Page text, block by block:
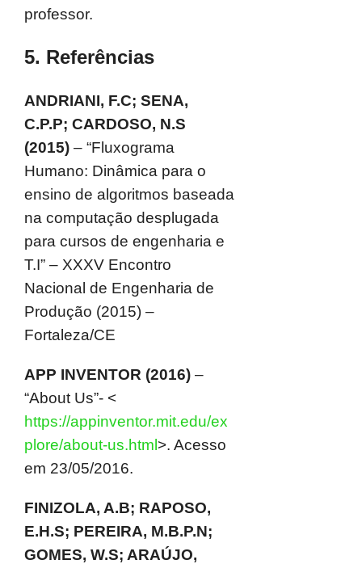
professor.
5. Referências
ANDRIANI, F.C; SENA,
C.P.P; CARDOSO, N.S
(2015) – “Fluxograma
Humano: Dinâmica para o
ensino de algoritmos baseada
na computação desplugada
para cursos de engenharia e
T.I” – XXXV Encontro
Nacional de Engenharia de
Produção (2015) –
Fortaleza/CE
APP INVENTOR (2016) –
“About Us”- <
https://appinventor.mit.edu/ex
plore/about-us.html >. Acesso
em 23/05/2016.
FINIZOLA, A.B; RAPOSO,
E.H.S; PEREIRA, M.B.P.N;
GOMES, W.S; ARAÚJO,